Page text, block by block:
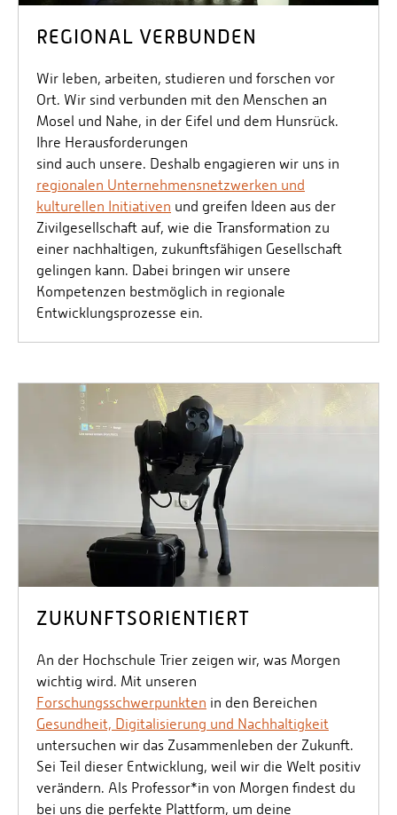
REGIONAL VERBUNDEN
Wir leben, arbeiten, studieren und forschen vor
Ort. Wir sind verbunden mit den Menschen an
Mosel und Nahe, in der Eifel und dem Hunsrück.
Ihre Herausforderungen
sind auch unsere. Deshalb engagieren wir uns in
regionalen Unternehmensnetzwerken und
kulturellen Initiativen und greifen Ideen aus der
Zivilgesellschaft auf, wie die Transformation zu
einer nachhaltigen, zukunftsfähigen Gesellschaft
gelingen kann. Dabei bringen wir unsere
Kompetenzen bestmöglich in regionale
Entwicklungsprozesse ein.
ZUKUNFTSORIENTIERT
An der Hochschule Trier zeigen wir, was Morgen
wichtig wird. Mit unseren
Forschungsschwerpunkten in den Bereichen
Gesundheit, Digitalisierung und Nachhaltigkeit
untersuchen wir das Zusammenleben der Zukunft.
Sei Teil dieser Entwicklung, weil wir die Welt positiv
verändern. Als Professor*in von Morgen findest du
bei uns die perfekte Plattform, um deine